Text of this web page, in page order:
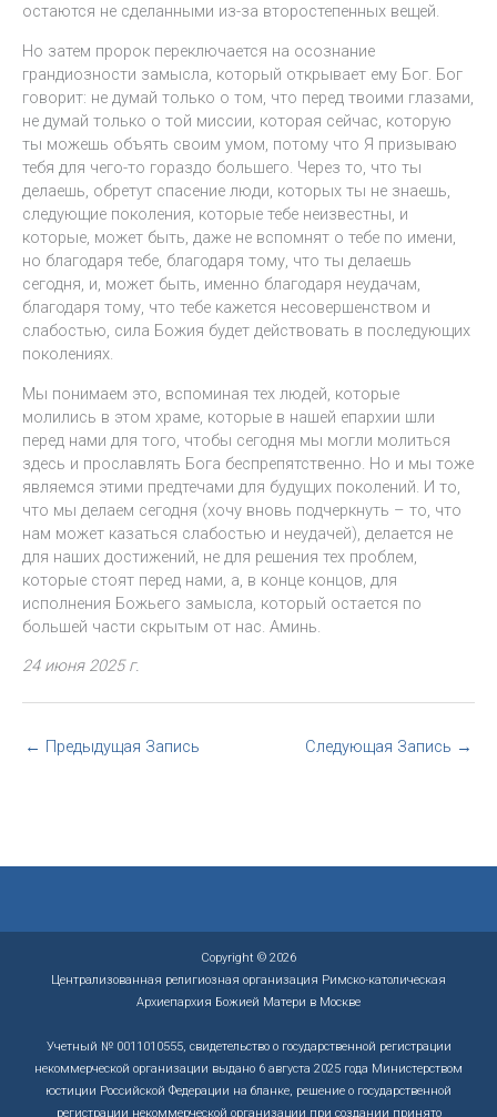
остаются не сделанными из-за второстепенных вещей.
Но затем пророк переключается на осознание
грандиозности замысла, который открывает ему Бог. Бог
говорит: не думай только о том, что перед твоими глазами,
не думай только о той миссии, которая сейчас, которую
ты можешь объять своим умом, потому что Я призываю
тебя для чего-то гораздо большего. Через то, что ты
делаешь, обретут спасение люди, которых ты не знаешь,
следующие поколения, которые тебе неизвестны, и
которые, может быть, даже не вспомнят о тебе по имени,
но благодаря тебе, благодаря тому, что ты делаешь
сегодня, и, может быть, именно благодаря неудачам,
благодаря тому, что тебе кажется несовершенством и
слабостью, сила Божия будет действовать в последующих
поколениях.
Мы понимаем это, вспоминая тех людей, которые
молились в этом храме, которые в нашей епархии шли
перед нами для того, чтобы сегодня мы могли молиться
здесь и прославлять Бога беспрепятственно. Но и мы тоже
являемся этими предтечами для будущих поколений. И то,
что мы делаем сегодня (хочу вновь подчеркнуть – то, что
нам может казаться слабостью и неудачей), делается не
для наших достижений, не для решения тех проблем,
которые стоят перед нами, а, в конце концов, для
исполнения Божьего замысла, который остается по
большей части скрытым от нас. Аминь.
24 июня 2025 г.
← Предыдущая Запись Следующая Запись →
Copyright © 2026
Централизованная религиозная организация Римско-католическая
Архиепархия Божией Матери в Москве
Учетный № 0011010555, свидетельство о государственной регистрации
некоммерческой организации выдано 6 августа 2025 года Министерством
юстиции Российской Федерации на бланке, решение о государственной
регистрации некоммерческой организации при создании принято